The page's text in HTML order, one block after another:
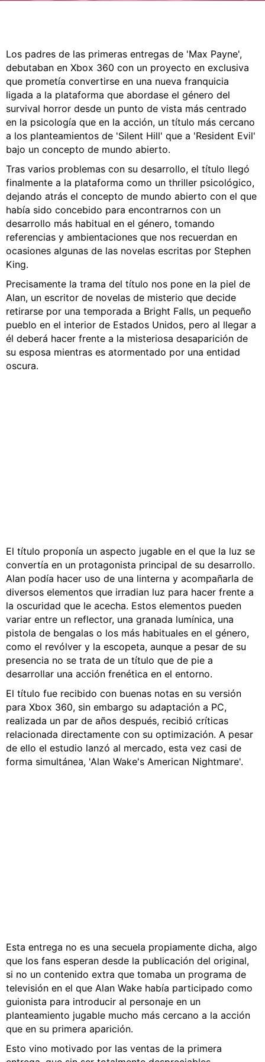
Los padres de las primeras entregas de 'Max Payne',
debutaban en Xbox 360 con un proyecto en exclusiva
que prometía convertirse en una nueva franquicia
ligada a la plataforma que abordase el género del
survival horror desde un punto de vista más centrado
en la psicología que en la acción, un título más cercano
a los planteamientos de 'Silent Hill' que a 'Resident Evil'
bajo un concepto de mundo abierto.
Tras varios problemas con su desarrollo, el título llegó
finalmente a la plataforma como un thriller psicológico,
dejando atrás el concepto de mundo abierto con el que
había sido concebido para encontrarnos con un
desarrollo más habitual en el género, tomando
referencias y ambientaciones que nos recuerdan en
ocasiones algunas de las novelas escritas por Stephen
King.
Precisamente la trama del título nos pone en la piel de
Alan, un escritor de novelas de misterio que decide
retirarse por una temporada a Bright Falls, un pequeño
pueblo en el interior de Estados Unidos, pero al llegar a
él deberá hacer frente a la misteriosa desaparición de
su esposa mientras es atormentado por una entidad
oscura.
El título proponía un aspecto jugable en el que la luz se
convertía en un protagonista principal de su desarrollo.
Alan podía hacer uso de una linterna y acompañarla de
diversos elementos que irradian luz para hacer frente a
la oscuridad que le acecha. Estos elementos pueden
variar entre un reflector, una granada lumínica, una
pistola de bengalas o los más habituales en el género,
como el revólver y la escopeta, aunque a pesar de su
presencia no se trata de un título que de pie a
desarrollar una acción frenética en el entorno.
El título fue recibido con buenas notas en su versión
para Xbox 360, sin embargo su adaptación a PC,
realizada un par de años después, recibió críticas
relacionada directamente con su optimización. A pesar
de ello el estudio lanzó al mercado, esta vez casi de
forma simultánea, 'Alan Wake's American Nightmare'.
Esta entrega no es una secuela propiamente dicha, algo
que los fans esperan desde la publicación del original,
si no un contenido extra que tomaba un programa de
televisión en el que Alan Wake había participado como
guionista para introducir al personaje en un
planteamiento jugable mucho más cercano a la acción
que en su primera aparición.
Esto vino motivado por las ventas de la primera